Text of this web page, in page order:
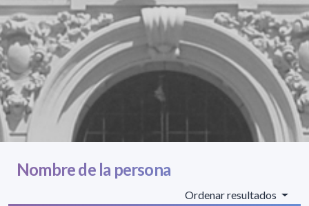
Nombre de la persona
Ordenar resultados